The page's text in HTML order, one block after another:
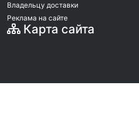
Владельцу доставки
Реклама на сайте
Карта сайта